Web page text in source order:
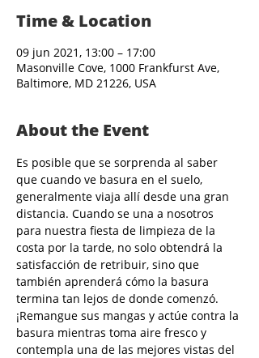
Time & Location
09 jun 2021, 13:00 – 17:00
Masonville Cove, 1000 Frankfurst Ave,
Baltimore, MD 21226, USA
About the Event
Es posible que se sorprenda al saber
que cuando ve basura en el suelo,
generalmente viaja allí desde una gran
distancia. Cuando se una a nosotros
para nuestra fiesta de limpieza de la
costa por la tarde, no solo obtendrá la
satisfacción de retribuir, sino que
también aprenderá cómo la basura
termina tan lejos de donde comenzó.
¡Remangue sus mangas y actúe contra la
basura mientras toma aire fresco y
contempla una de las mejores vistas del